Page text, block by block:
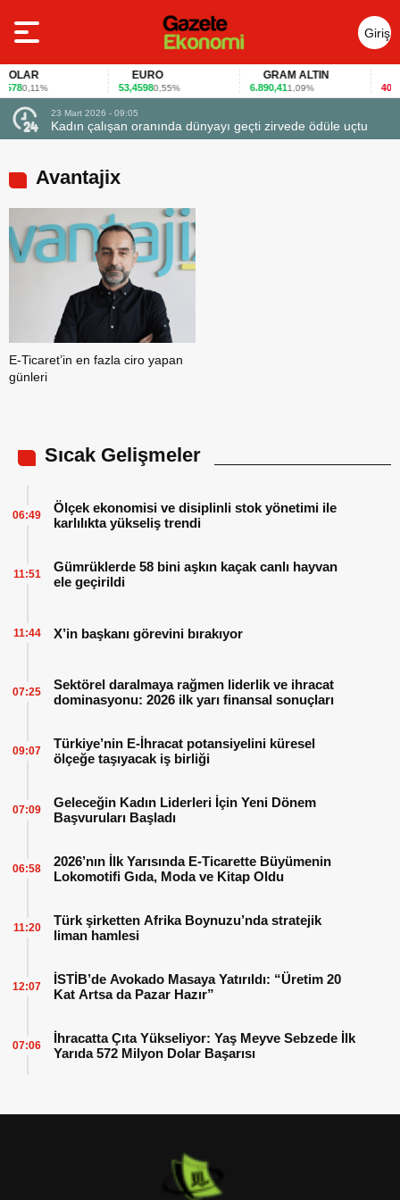
Giriş
Yap
0,11%
EURO
53,45980,55%
GRAM ALTIN
6.890,411,09% 40,65
23 Mart 2026 - 09:05
Kadın çalışan oranında dünyayı geçti zirvede ödüle uçtu
Avantajix
E-Ticaret’in en fazla ciro yapan
günleri
Sıcak Gelişmeler
Ölçek ekonomisi ve disiplinli stok yönetimi ile
karlılıkta yükseliş trendi
06:49
Gümrüklerde 58 bini aşkın kaçak canlı hayvan
ele geçirildi
11:51
X’in başkanı görevini bırakıyor
11:44
Sektörel daralmaya rağmen liderlik ve ihracat
dominasyonu: 2026 ilk yarı finansal sonuçları
07:25
Türkiye’nin E-İhracat potansiyelini küresel
ölçeğe taşıyacak iş birliği
09:07
Geleceğin Kadın Liderleri İçin Yeni Dönem
Başvuruları Başladı
07:09
2026’nın İlk Yarısında E-Ticarette Büyümenin
Lokomotifi Gıda, Moda ve Kitap Oldu
06:58
Türk şirketten Afrika Boynuzu’nda stratejik
liman hamlesi
11:20
İSTİB’de Avokado Masaya Yatırıldı: “Üretim 20
Kat Artsa da Pazar Hazır”
12:07
İhracatta Çıta Yükseliyor: Yaş Meyve Sebzede İlk
Yarıda 572 Milyon Dolar Başarısı
07:06